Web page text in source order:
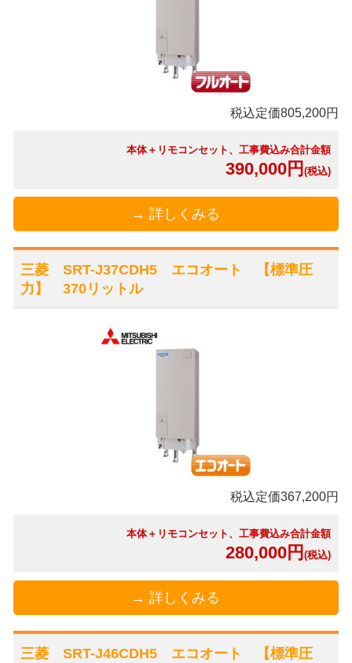
税込定価805,200円
本体＋リモコンセット、工事費込み合計金額
390,000円 (税込)
→ 詳しくみる
三菱 SRT-J37CDH5 エコオート 【標準圧
力】 370リットル
税込定価367,200円
本体＋リモコンセット、工事費込み合計金額
280,000円 (税込)
→ 詳しくみる
三菱 SRT-J46CDH5 エコオート 【標準圧